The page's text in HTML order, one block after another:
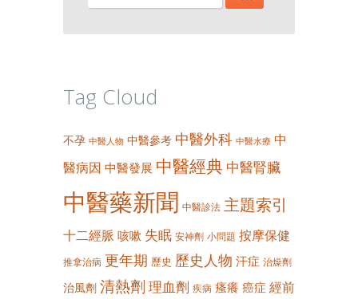
Tag Cloud
不孕 中醫人物 中醫參考 中醫外科 中醫水療 中
醫病因 中醫發展 中醫經典 中醫腎臟
中醫藥新聞 中醫診法 主題索引
十二經脈 咳嗽 失眠 安神劑 小問題 按摩保健
推拿治病 更年期 歷史 歷史人物 汗症 治燥劑
治風劑 清熱劑 理血劑 疾病 瘙癢 癌症 經前